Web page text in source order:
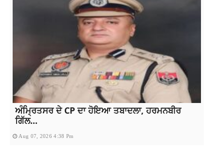
ਅੰਮ੍ਰਿਤਸਰ ਦੇ CP ਦਾ ਹੋਇਆ ਤਬਾਦਲਾ, ਹਰਮਨਬੀਰ
ਗਿੱਲ...
Aug 07, 2026 4:38 Pm